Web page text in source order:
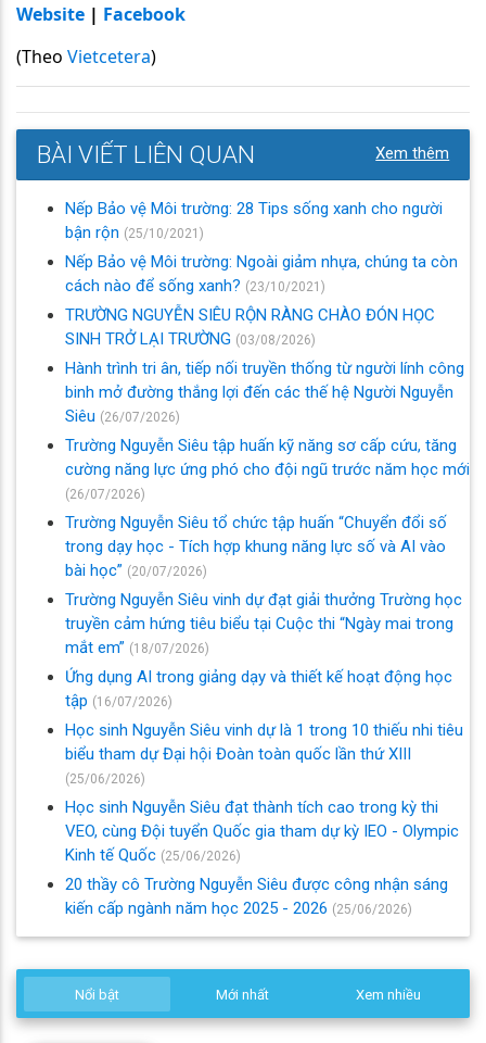
Website | Facebook
(Theo Vietcetera)
BÀI VIẾT LIÊN QUAN Xem thêm
Nếp Bảo vệ Môi trường: 28 Tips sống xanh cho người
bận rộn (25/10/2021)
Nếp Bảo vệ Môi trường: Ngoài giảm nhựa, chúng ta còn
cách nào để sống xanh? (23/10/2021)
TRƯỜNG NGUYỄN SIÊU RỘN RÀNG CHÀO ĐÓN HỌC
SINH TRỞ LẠI TRƯỜNG (03/08/2026)
Hành trình tri ân, tiếp nối truyền thống từ người lính công
binh mở đường thắng lợi đến các thế hệ Người Nguyễn
Siêu (26/07/2026)
Trường Nguyễn Siêu tập huấn kỹ năng sơ cấp cứu, tăng
cường năng lực ứng phó cho đội ngũ trước năm học mới
(26/07/2026)
Trường Nguyễn Siêu tổ chức tập huấn “Chuyển đổi số
trong dạy học - Tích hợp khung năng lực số và AI vào
bài học” (20/07/2026)
Trường Nguyễn Siêu vinh dự đạt giải thưởng Trường học
truyền cảm hứng tiêu biểu tại Cuộc thi “Ngày mai trong
mắt em” (18/07/2026)
Ứng dụng AI trong giảng dạy và thiết kế hoạt động học
tập (16/07/2026)
Học sinh Nguyễn Siêu vinh dự là 1 trong 10 thiếu nhi tiêu
biểu tham dự Đại hội Đoàn toàn quốc lần thứ XIII
(25/06/2026)
Học sinh Nguyễn Siêu đạt thành tích cao trong kỳ thi
VEO, cùng Đội tuyển Quốc gia tham dự kỳ IEO - Olympic
Kinh tế Quốc (25/06/2026)
20 thầy cô Trường Nguyễn Siêu được công nhận sáng
kiến cấp ngành năm học 2025 - 2026 (25/06/2026)
Nổi bật Mới nhất Xem nhiều